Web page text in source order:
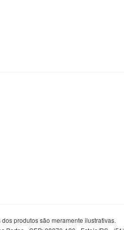
dos produtos são meramente ilustrativas.